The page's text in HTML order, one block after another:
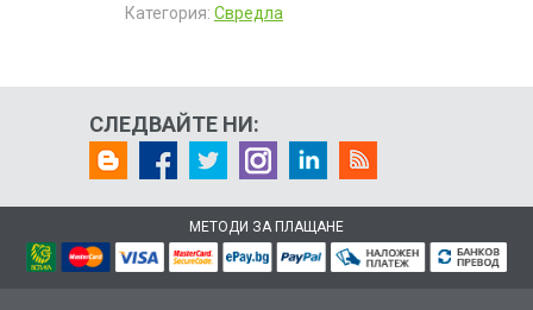
Категория: Свредла
СЛЕДВАЙТЕ НИ:
МЕТОДИ ЗА ПЛАЩАНЕ